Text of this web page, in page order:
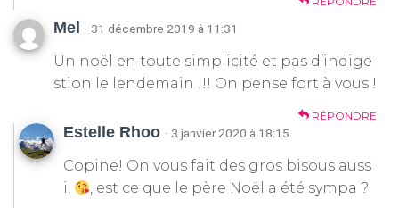
Mel · 31 décembre 2019 à 11:31
Un noël en toute simplicité et pas d’indige
stion le lendemain !!! On pense fort à vous !
RÉPONDRE
Estelle Rhoo · 3 janvier 2020 à 18:15
Copine! On vous fait des gros bisous auss
i,
, est ce que le père Noël a été sympa ?